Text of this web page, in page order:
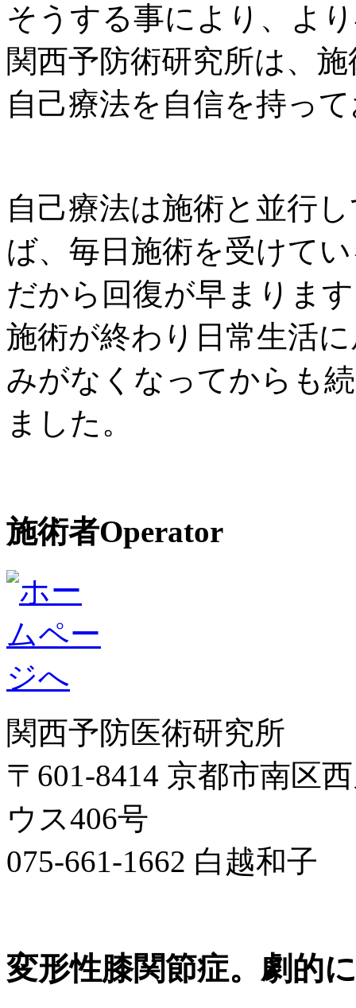
そうする事により、よ
関西予防術研究所は、
自己療法を自信を持っ
自己療法は施術と並行
ば、毎日施術を受けて
だから回復が早まりま
施術が終わり日常生活
みがなくなってからも
ました。
施術者Operator
関西予防医術研究所
〒601-8414 京都市南区
ウス406号
075-661-1662 白越和子
変形性膝関節症。劇的